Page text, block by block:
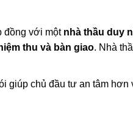
đồng với một nhà thầu duy
thu và bàn giao. Nhà
giúp chủ đầu tư an tâm hơn